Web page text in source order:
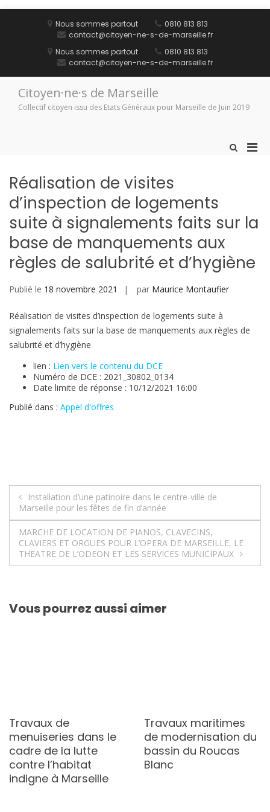
Nous sommes partout
0810 813 813
contact@citoyen-ne-s-de-marseille.fr
Nous sommes partout
0810 813 813
contact@citoyen-ne-s-de-marseille.fr
Citoyen·ne·s de Marseille
Collectif citoyen issu des Etats Généraux pour Marseille de Juin 2019
Afficher
Réalisation de visites
d’inspection de logements
suite à signalements faits sur la
base de manquements aux
règles de salubrité et d’hygiène
Publié le 18 novembre 2021 par Maurice Montaufier
Réalisation de visites d’inspection de logements suite à
signalements faits sur la base de manquements aux règles de
salubrité et d’hygiène
lien : Lien vers le contenu du DCE
Numéro de DCE : 2021_30802_0134
Date limite de réponse : 10/12/2021 16:00
Publié dans : Appel d'offres
Navigation
de
l’article
Installation d’une patinoire dans le centre-ville de
Marseille pour les fêtes de fin d’année
MARCHE DE LOCATION DE PIANOS, CLAVECINS,
CLAVIERS ET ORGUES POUR L’OPERA DE MARSEILLE, LE
THEATRE DE L’ODEON ET LES SERVICES MUNICIPAUX
Vous pourrez aussi aimer
Travaux de
menuiseries dans le
cadre de la lutte
contre l’habitat
indigne à Marseille
Travaux maritimes
de modernisation du
bassin du Roucas
Blanc